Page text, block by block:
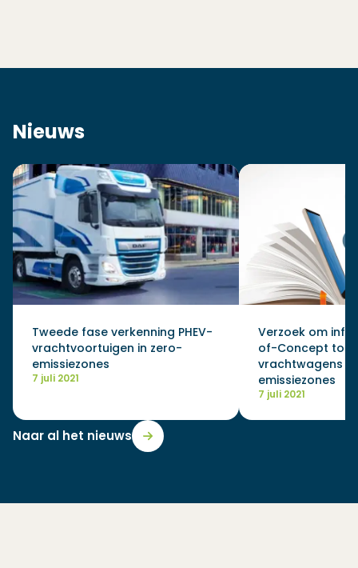
Nieuws
Tweede fase verkenning PHEV-
vrachtvoortuigen in zero-
emissiezones
7 juli 2021
Verzoek om
of-Concept
vrachtwagens
emissiezones
7 juli 2021
Naar al het nieuws